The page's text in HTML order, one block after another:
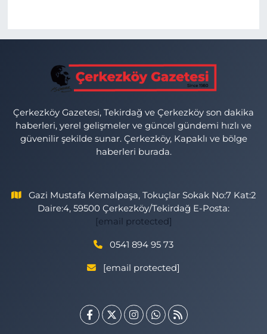
Çerkezköy Gazetesi, Tekirdağ ve Çerkezköy son dakika
haberleri, yerel gelişmeler ve güncel gündemi hızlı ve
güvenilir şekilde sunar. Çerkezköy, Kapaklı ve bölge
haberleri burada.
Gazi Mustafa Kemalpaşa, Tokuçlar Sokak No:7 Kat:2
Daire:4, 59500 Çerkezköy/Tekirdağ E-Posta:
[email protected]
0541 894 95 73
[email protected]